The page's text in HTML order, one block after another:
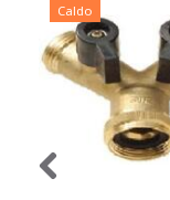
Caldo